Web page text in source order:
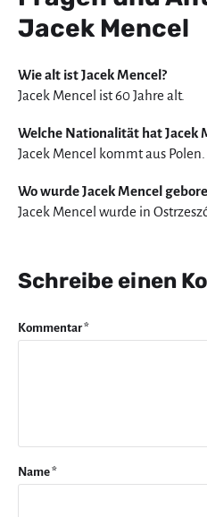
Jacek Mencel
Wie alt ist Jacek Mencel?
Jacek Mencel ist 60 Jahre alt.
Welche Nationalität hat Jacek
Jacek Mencel kommt aus Polen.
Wo wurde Jacek Mencel
Jacek Mencel wurde in
Schreibe einen
Kommentar*
Name*